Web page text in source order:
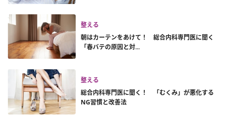
整える
朝はカーテンをあけて！ 総合内科専門医に聞く
「春バテの原因と対...
整える
総合内科専門医に聞く！ 「むくみ」が悪化する
NG習慣と改善法